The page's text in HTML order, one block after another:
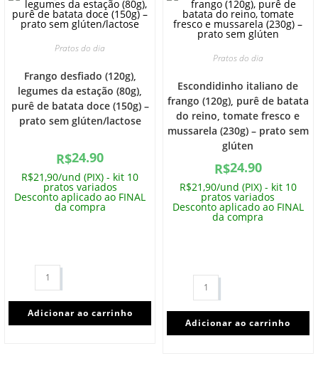
Pratos do dia
Frango desfiado (120g),
legumes da estação (80g),
purê de batata doce (150g) –
prato sem glúten/lactose
R$24.90
R$21,90/und (PIX) - kit 10
pratos variados
Desconto aplicado ao FINAL
da compra
Adicionar ao carrinho
Pratos do dia
Escondidinho italiano de
frango (120g), purê de batata
do reino, tomate fresco e
mussarela (230g) – prato sem
glúten
R$24.90
R$21,90/und (PIX) - kit 10
pratos variados
Desconto aplicado ao FINAL
da compra
Adicionar ao carrinho